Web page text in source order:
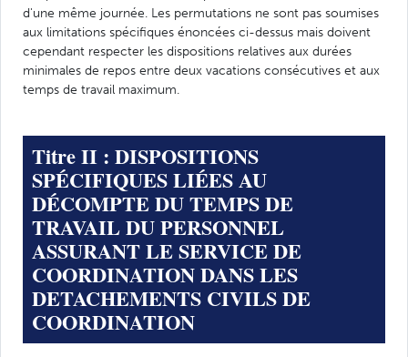
d'une même journée. Les permutations ne sont pas soumises
aux limitations spécifiques énoncées ci-dessus mais doivent
cependant respecter les dispositions relatives aux durées
minimales de repos entre deux vacations consécutives et aux
temps de travail maximum.
Titre II : DISPOSITIONS
SPÉCIFIQUES LIÉES AU
DÉCOMPTE DU TEMPS DE
TRAVAIL DU PERSONNEL
ASSURANT LE SERVICE DE
COORDINATION DANS LES
DETACHEMENTS CIVILS DE
COORDINATION